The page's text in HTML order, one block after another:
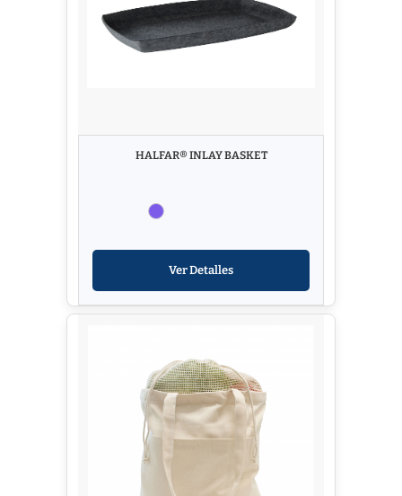
HALFAR® INLAY BASKET
Ver Detalles